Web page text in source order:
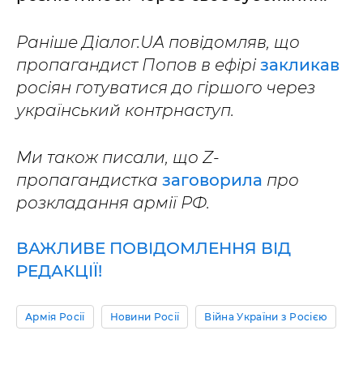
Раніше Діалог.UA повідомляв, що
пропагандист Попов в ефірі закликав
росіян готуватися до гіршого через
український контрнаступ.
Ми також писали, що Z-
пропагандистка заговорила про
розкладання армії РФ.
ВАЖЛИВЕ ПОВІДОМЛЕННЯ ВІД
РЕДАКЦІЇ!
Армія Росії Новини Росії Війна України з Росією